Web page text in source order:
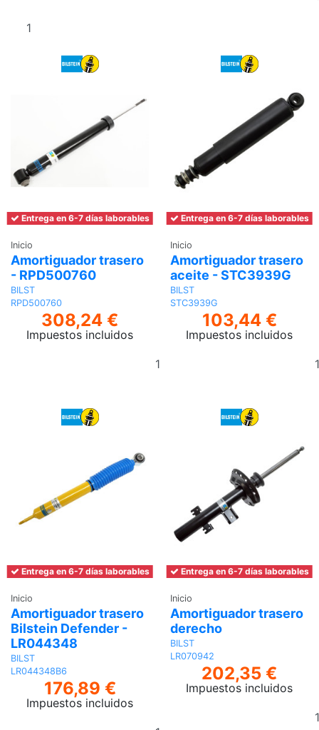
Entrega en 6-7 días laborables
Inicio
Amortiguador trasero
- RPD500760
BILST
RPD500760
308,24 €
Impuestos incluidos
Entrega en 6-7 días laborables
Inicio
Amortiguador trasero
aceite - STC3939G
BILST
STC3939G
103,44 €
Impuestos incluidos
Entrega en 6-7 días laborables
Inicio
Amortiguador trasero
Bilstein Defender -
LR044348
BILST
LR044348B6
176,89 €
Impuestos incluidos
Entrega en 6-7 días laborables
Inicio
Amortiguador trasero
derecho
BILST
LR070942
202,35 €
Impuestos incluidos